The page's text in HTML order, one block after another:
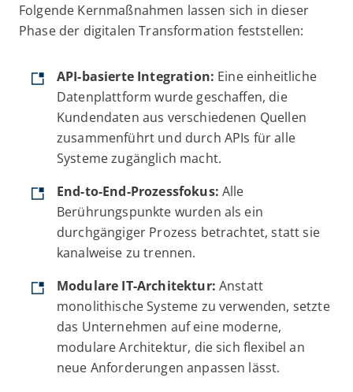
Folgende Kernmaßnahmen lassen sich in dieser
Phase der digitalen Transformation feststellen:
API-basierte Integration: Eine einheitliche
Datenplattform wurde geschaffen, die
Kundendaten aus verschiedenen Quellen
zusammenführt und durch APIs für alle
Systeme zugänglich macht.
End-to-End-Prozessfokus: Alle
Berührungspunkte wurden als ein
durchgängiger Prozess betrachtet, statt sie
kanalweise zu trennen.
Modulare IT-Architektur: Anstatt
monolithische Systeme zu verwenden, setzte
das Unternehmen auf eine moderne,
modulare Architektur, die sich flexibel an
neue Anforderungen anpassen lässt.